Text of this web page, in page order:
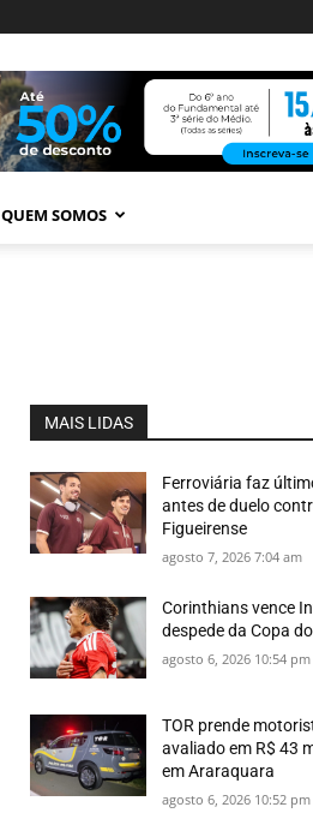
QUEM SOMOS
MAIS LIDAS
Ferroviária faz
antes de duelo
Figueirense
agosto 7, 2026 7:04 am
Corinthians vence
despede da Copa
agosto 6, 2026 10:54 pm
TOR prende
avaliado em R$ 43
em Araraquara
agosto 6, 2026 10:52 pm